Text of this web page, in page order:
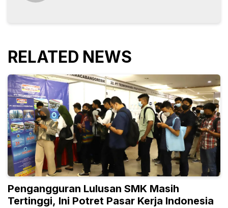
RELATED NEWS
Pengangguran Lulusan SMK Masih
Tertinggi, Ini Potret Pasar Kerja Indonesia